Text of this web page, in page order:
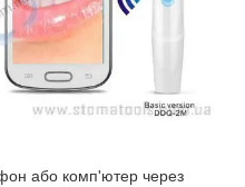
або комп'ютер через